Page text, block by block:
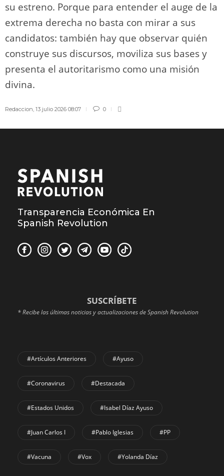
su estreno. Porque para entender el auge de la
extrema derecha no basta con mirar a sus
candidatos: también hay que observar quién
construye sus discursos, moviliza sus bases y
presenta el autoritarismo como una misión
divina.
Redaccion 13 julio 2026 08:07 0
Transparencia Económica En
Spanish Revolution
SUSCRÍBETE
* Recibe las últimas noticias y actualizaciones de Spanish Revolution
#Artículos Anteriores #Ayuso
#coronavirus #Destacada
#Estados Unidos #Isabel Díaz Ayuso
#Juan Carlos I #Pablo Iglesias #PP
#Vacuna #Vox #Yolanda Díaz